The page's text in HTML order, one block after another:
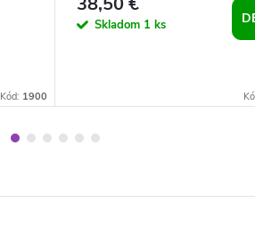
Kód: 1900
Skladom 1 ks